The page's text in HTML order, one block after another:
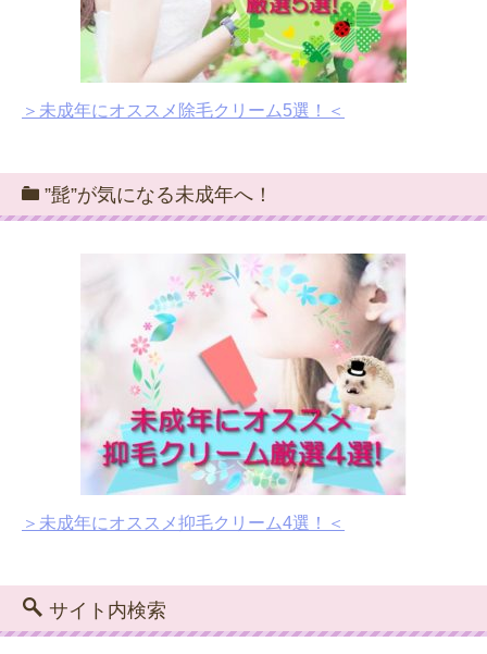
＞未成年にオススメ除毛クリーム5選！＜
”髭”が気になる未成年へ！
＞未成年にオススメ抑毛クリーム4選！＜
サイト内検索